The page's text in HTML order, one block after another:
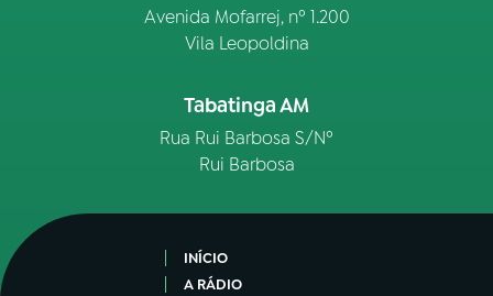
Avenida Mofarrej, nº 1.200
Vila Leopoldina
Tabatinga AM
Rua Rui Barbosa S/Nº
Rui Barbosa
INÍCIO
A RÁDIO